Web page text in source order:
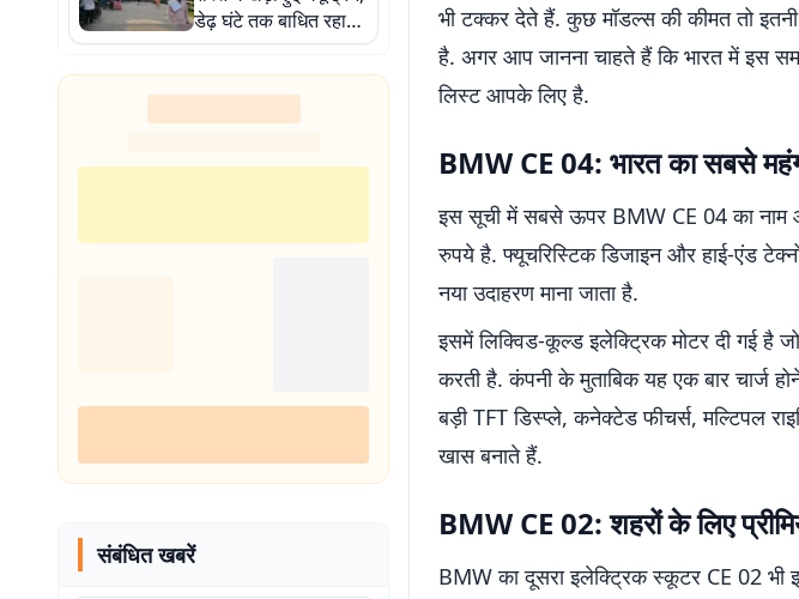
डेढ़ घंटे तक बाधित रहा
आवागमन
संबंधित खबरें
भी टक्कर देते हैं. कुछ मॉडल्स की कीमत तो
है. अगर आप जानना चाहते हैं कि भारत में इस
लिस्ट आपके लिए है.
BMW CE 04: भारत का सबसे
इस सूची में सबसे ऊपर BMW CE 04 का
रुपये है. फ्यूचरिस्टिक डिजाइन और हाई-एंड
नया उदाहरण माना जाता है.
इसमें लिक्विड-कूल्ड इलेक्ट्रिक मोटर दी गई है
करती है. कंपनी के मुताबिक यह एक बार चार्ज
बड़ी TFT डिस्प्ले, कनेक्टेड फीचर्स, मल्टिपल
खास बनाते हैं.
BMW CE 02: शहरों के लिए
BMW का दूसरा इलेक्ट्रिक स्कूटर CE 02